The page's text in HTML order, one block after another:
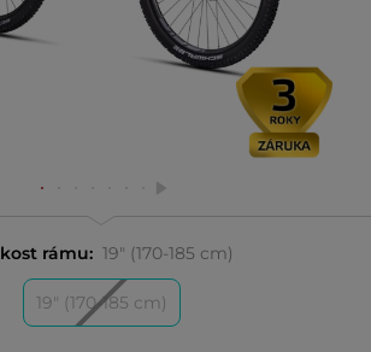
rámu: 19" (170-185 cm)
19" (170-185 cm)